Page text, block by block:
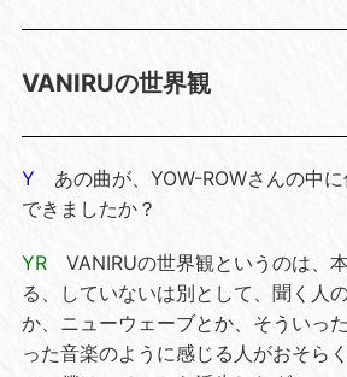
VANIRUの世界観
Y あの曲が、YOW-ROWさんの中
できましたか？
YR VANIRUの世界観というのは、
る、していないは別として、聞く人
か、ニューウェーブとか、そういっ
った音楽のように感じる人がおそら